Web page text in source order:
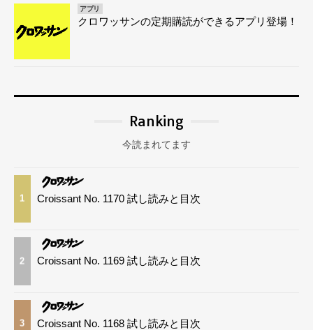
アプリ
クロワッサンの定期購読ができるアプリ登場！
Ranking
今読まれてます
1 Croissant No. 1170 試し読みと目次
2 Croissant No. 1169 試し読みと目次
3 Croissant No. 1168 試し読みと目次